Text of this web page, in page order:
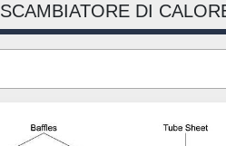
SCAMBIATORE DI